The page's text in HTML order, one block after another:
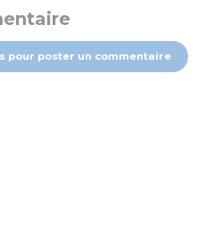
pour poster un commentaire